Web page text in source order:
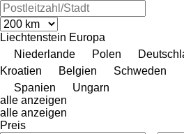
Liechtenstein Europa
Niederlande
Polen
Kroatien
Belgien Schweden
Spanien
Ungarn
alle anzeigen
alle anzeigen
Preis